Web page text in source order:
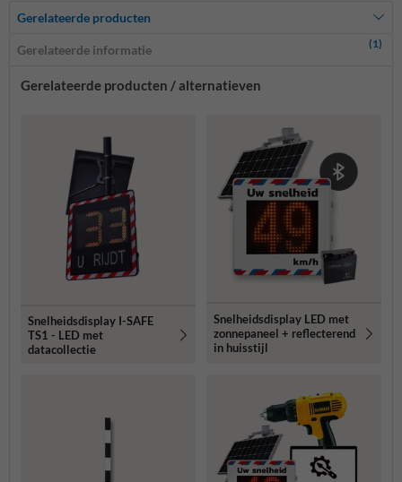
Gerelateerde producten
Gerelateerde informatie (1)
Gerelateerde producten / alternatieven
Snelheidsdisplay I-SAFE
TS1 - LED met
datacollectie
Snelheidsdisplay LED met
zonnepaneel + reflecterend
in huisstijl